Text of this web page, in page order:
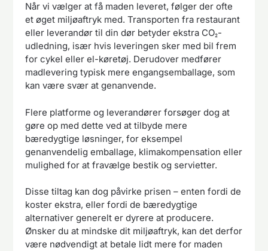
Når vi vælger at få maden leveret, følger der ofte
et øget miljøaftryk med. Transporten fra restaurant
eller leverandør til din dør betyder ekstra CO₂-
udledning, især hvis leveringen sker med bil frem
for cykel eller el-køretøj. Derudover medfører
madlevering typisk mere engangsemballage, som
kan være svær at genanvende.
Flere platforme og leverandører forsøger dog at
gøre op med dette ved at tilbyde mere
bæredygtige løsninger, for eksempel
genanvendelig emballage, klimakompensation eller
mulighed for at fravælge bestik og servietter.
Disse tiltag kan dog påvirke prisen – enten fordi de
koster ekstra, eller fordi de bæredygtige
alternativer generelt er dyrere at producere.
Ønsker du at mindske dit miljøaftryk, kan det derfor
være nødvendigt at betale lidt mere for maden